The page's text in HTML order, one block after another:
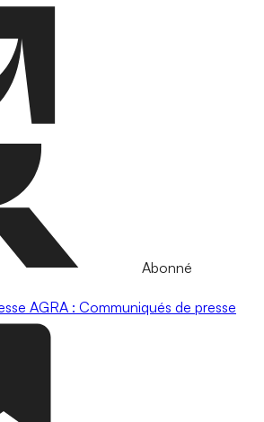
Abonné
AGRA : Communiqués de presse